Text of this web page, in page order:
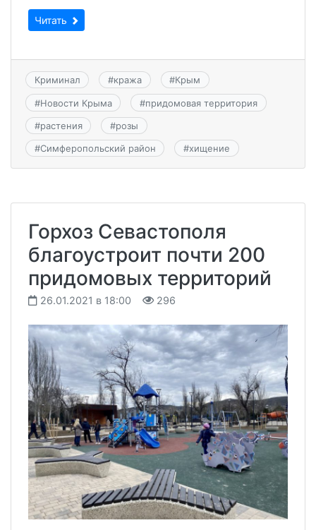
Читать
Криминал #кража #Крым
#Новости Крыма #придомовая территория
#растения #розы
#Симферопольский район #хищение
Горхоз Севастополя
благоустроит почти 200
придомовых территорий
26.01.2021 в 18:00 296